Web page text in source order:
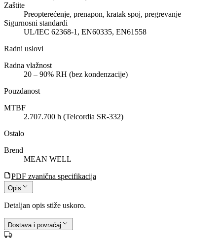
Zaštite
Preopterećenje, prenapon, kratak spoj, pregrevanje
Sigurnosni standardi
UL/IEC 62368-1, EN60335, EN61558
Radni uslovi
Radna vlažnost
20 – 90% RH (bez kondenzacije)
Pouzdanost
MTBF
2.707.700 h (Telcordia SR-332)
Ostalo
Brend
MEAN WELL
PDF zvanična specifikacija
Opis
Detaljan opis stiže uskoro.
Dostava i povraćaj